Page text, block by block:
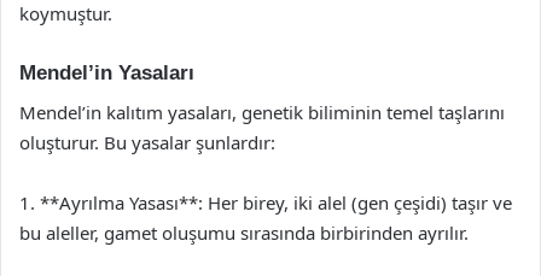
koymuştur.
Mendel’in Yasaları
Mendel’in kalıtım yasaları, genetik biliminin temel taşlarını
oluşturur. Bu yasalar şunlardır:
1. **Ayrılma Yasası**: Her birey, iki alel (gen çeşidi) taşır ve
bu aleller, gamet oluşumu sırasında birbirinden ayrılır.